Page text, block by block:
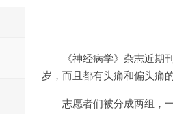
《神经病学》杂志近期刊
岁，而且都有头痛和偏头痛的
志愿者们被分成两组，一